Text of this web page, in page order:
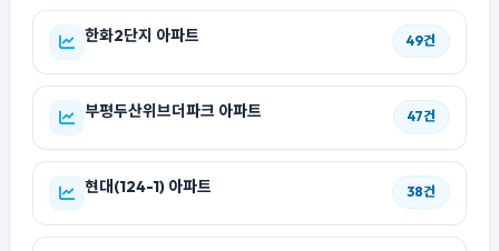
한화2단지 아파트 49건
부평두산위브더파크 아파트 47건
현대(124-1) 아파트 38건